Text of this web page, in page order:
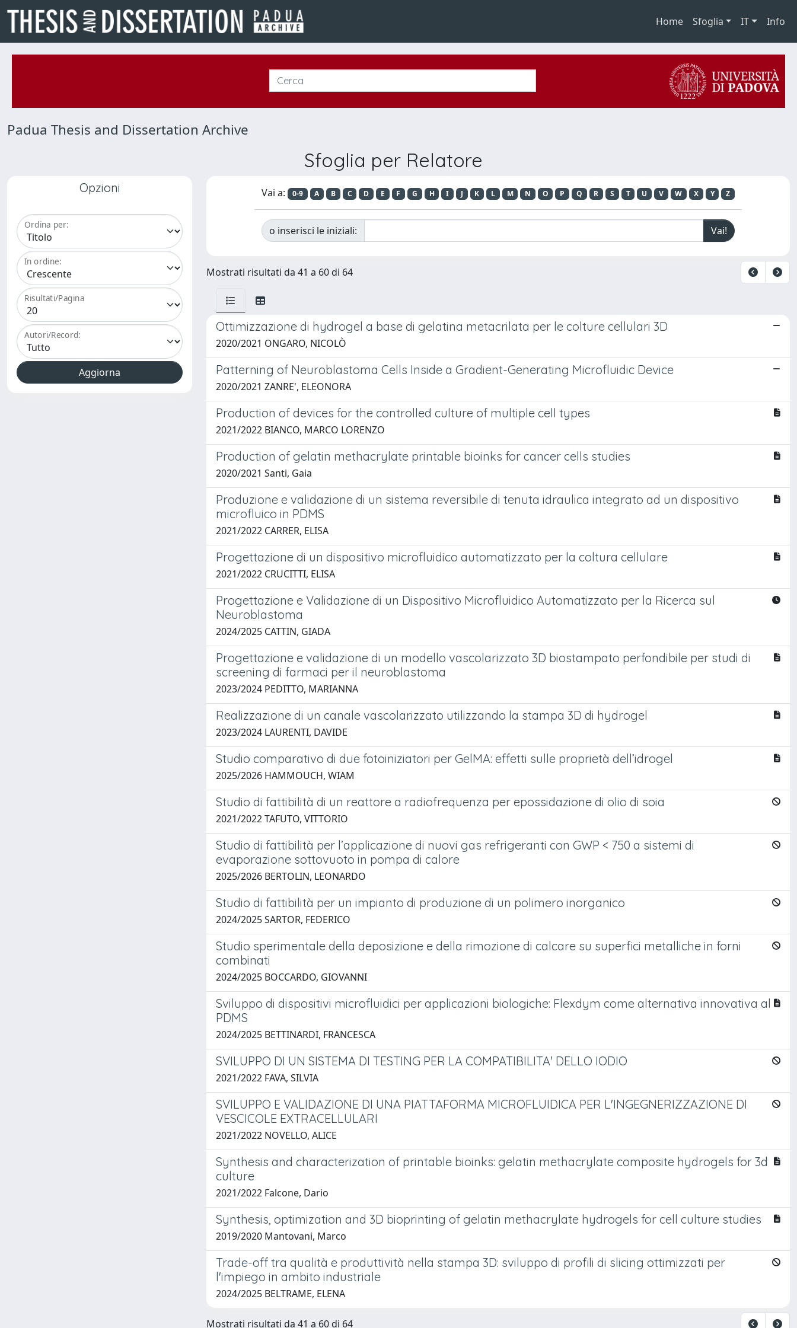
Home Sfoglia IT Info
Padua Thesis and Dissertation Archive
Sfoglia per Relatore
Opzioni
Ordina per:
In ordine:
Risultati/Pagina
Autori/Record:
Vai a: 0-9 A B C D E F G H I J K L M N O P Q R S T U V W X Y Z
o inserisci le iniziali:
Mostrati risultati da 41 a 60 di 64
Ottimizzazione di hydrogel a base di gelatina metacrilata per le colture cellulari 3D
2020/2021 ONGARO, NICOLÒ
Patterning of Neuroblastoma Cells Inside a Gradient-Generating Microfluidic Device
2020/2021 ZANRE', ELEONORA
Production of devices for the controlled culture of multiple cell types
2021/2022 BIANCO, MARCO LORENZO
Production of gelatin methacrylate printable bioinks for cancer cells studies
2020/2021 Santi, Gaia
Produzione e validazione di un sistema reversibile di tenuta idraulica integrato ad un dispositivo
microfluico in PDMS
2021/2022 CARRER, ELISA
Progettazione di un dispositivo microfluidico automatizzato per la coltura cellulare
2021/2022 CRUCITTI, ELISA
Progettazione e Validazione di un Dispositivo Microfluidico Automatizzato per la Ricerca sul
Neuroblastoma
2024/2025 CATTIN, GIADA
Progettazione e validazione di un modello vascolarizzato 3D biostampato perfondibile per studi di
screening di farmaci per il neuroblastoma
2023/2024 PEDITTO, MARIANNA
Realizzazione di un canale vascolarizzato utilizzando la stampa 3D di hydrogel
2023/2024 LAURENTI, DAVIDE
Studio comparativo di due fotoiniziatori per GelMA: effetti sulle proprietà dell’idrogel
2025/2026 HAMMOUCH, WIAM
Studio di fattibilità di un reattore a radiofrequenza per epossidazione di olio di soia
2021/2022 TAFUTO, VITTORIO
Studio di fattibilità per l’applicazione di nuovi gas refrigeranti con GWP < 750 a sistemi di
evaporazione sottovuoto in pompa di calore
2025/2026 BERTOLIN, LEONARDO
Studio di fattibilità per un impianto di produzione di un polimero inorganico
2024/2025 SARTOR, FEDERICO
Studio sperimentale della deposizione e della rimozione di calcare su superfici metalliche in forni
combinati
2024/2025 BOCCARDO, GIOVANNI
Sviluppo di dispositivi microfluidici per applicazioni biologiche: Flexdym come alternativa innovativa al
PDMS
2024/2025 BETTINARDI, FRANCESCA
SVILUPPO DI UN SISTEMA DI TESTING PER LA COMPATIBILITA' DELLO IODIO
2021/2022 FAVA, SILVIA
SVILUPPO E VALIDAZIONE DI UNA PIATTAFORMA MICROFLUIDICA PER L'INGEGNERIZZAZIONE DI
VESCICOLE EXTRACELLULARI
2021/2022 NOVELLO, ALICE
Synthesis and characterization of printable bioinks: gelatin methacrylate composite hydrogels for 3d
culture
2021/2022 Falcone, Dario
Synthesis, optimization and 3D bioprinting of gelatin methacrylate hydrogels for cell culture studies
2019/2020 Mantovani, Marco
Trade-off tra qualità e produttività nella stampa 3D: sviluppo di profili di slicing ottimizzati per
l'impiego in ambito industriale
2024/2025 BELTRAME, ELENA
Mostrati risultati da 41 a 60 di 64